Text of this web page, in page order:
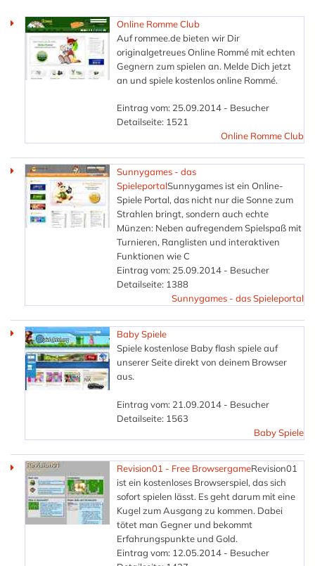
Online Romme Club
Auf rommee.de bieten wir Dir
originalgetreues Online Rommé mit echten
Gegnern zum spielen an. Melde Dich jetzt
an und spiele kostenlos online Rommé.
Eintrag vom: 25.09.2014 - Besucher
Detailseite: 1521
Online Romme Club
Sunnygames - das
SpieleportalSunnygames ist ein Online-
Spiele Portal, das nicht nur die Sonne zum
Strahlen bringt, sondern auch echte
Münzen: Neben aufregendem Spielspaß mit
Turnieren, Ranglisten und interaktiven
Funktionen wie C
Eintrag vom: 25.09.2014 - Besucher
Detailseite: 1388
Sunnygames - das Spieleportal
Baby Spiele
Spiele kostenlose Baby flash spiele auf
unserer Seite direkt von deinem Browser
aus.
Eintrag vom: 21.09.2014 - Besucher
Detailseite: 1563
Baby Spiele
Revision01 - Free BrowsergameRevision01
ist ein kostenloses Browserspiel, das sich
sofort spielen lässt. Es geht darum mit eine
Kugel zum Ausgang zu kommen. Dabei
tötet man Gegner und bekommt
Erfahrungspunkte und Gold.
Eintrag vom: 12.05.2014 - Besucher